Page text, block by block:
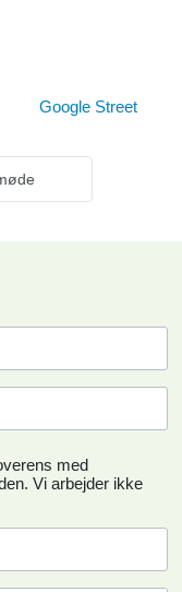
Google Street
med
Vi arbejder ikke